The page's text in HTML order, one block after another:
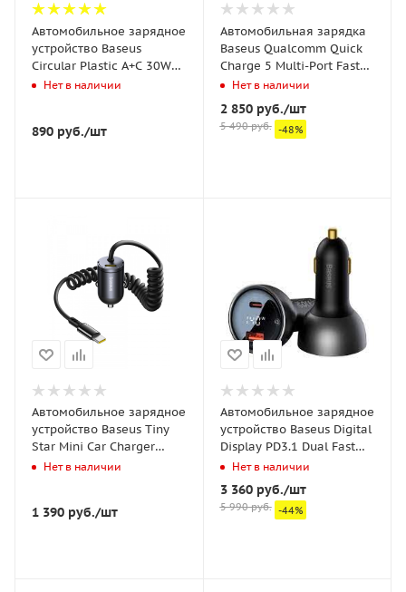
Автомобильное зарядное
устройство Baseus
Circular Plastic A+C 30W
PPS Car Charger - Черное
Нет в наличии
890 руб./шт
Автомобильная зарядка
Baseus Qualcomm Quick
Charge 5 Multi-Port Fast
Charge C+C+U 160W Gray
(TZCCZM-0G) + кабель
Type-C-Type-C
100W(20V/5A) 1m Черный
Нет в наличии
2 850руб./шт
5 490руб. -48%
Автомобильное зарядное
устройство Baseus Tiny
Star Mini Car Charger
Type-C + Type-C 30W
Нет в наличии
1 390 руб./шт
Автомобильное зарядное
устройство Baseus Digital
Display PD3.1 Dual Fast
Charger Car Charger U+C
140W Set Obsidian с
кабелем Type-C - Type-C
240W (48V/5A) 1m Черное
Нет в наличии
3 360руб./шт
5 990руб. -44%